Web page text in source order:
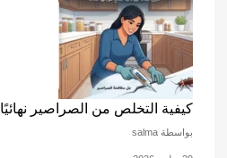
كيفية التخلص من الصراصير نهائيًا
بواسطة salma